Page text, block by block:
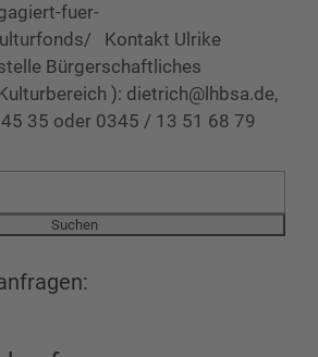
fuer-
Kontakt Ulrike
Bürgerschaftliches
): dietrich@lhbsa.de,
35 oder 0345 / 13 51 68 79